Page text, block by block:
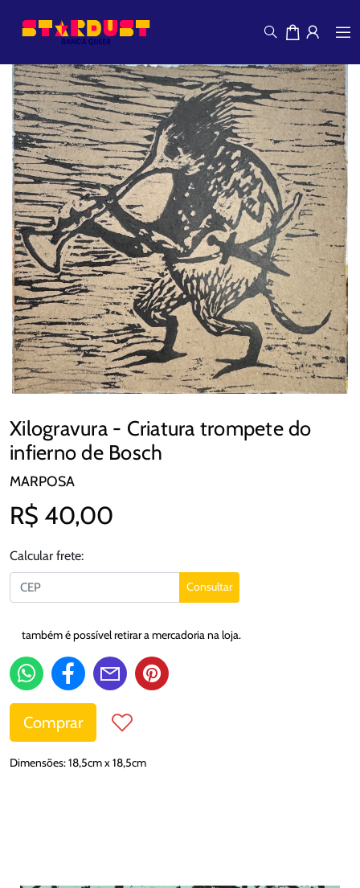
Xilogravura - Criatura trompete do
infierno de Bosch
MARPOSA
R$ 40,00
Calcular frete:
Consultar
também é possível retirar a mercadoria na loja.
Comprar
Dimensões: 18,5cm x 18,5cm